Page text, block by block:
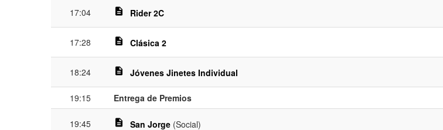
17:04 description Rider 2C
17:28 description Clásica 2
18:24 description Jóvenes Jinetes Individual
19:15 Entrega de Premios
19:45 description San Jorge (Social)